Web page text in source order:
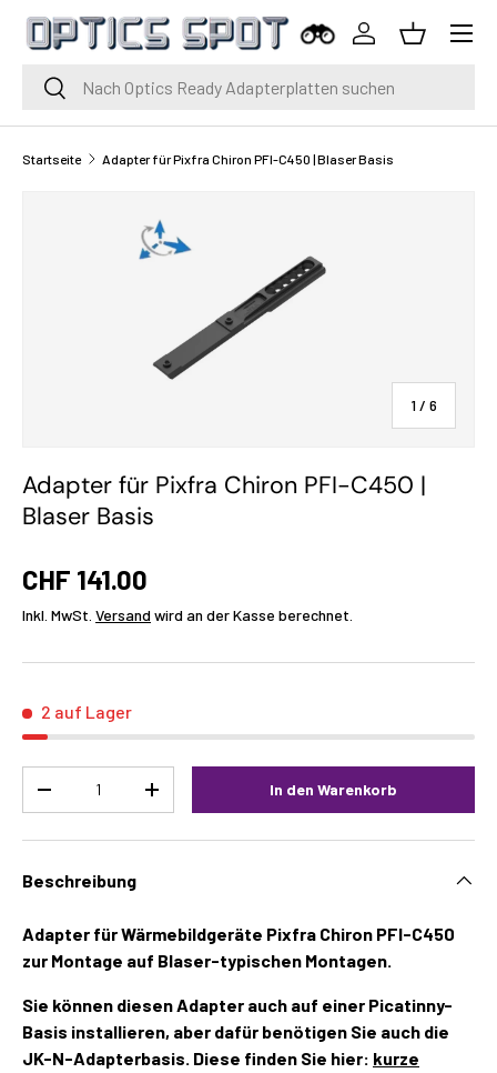
Zum Inhalt springen
SucheSuche
Einloggen
Korb
Menü
Startseite Adapter für Pixfra Chiron PFI-C450 | Blaser Basis
1/ von
6
Adapter für Pixfra Chiron PFI-C450 |
Blaser Basis
CHF 141.00
Inkl. MwSt. Versand wird an der Kasse berechnet.
2 auf Lager
-
+ In den Warenkorb
Beschreibung
Adapter für Wärmebildgeräte Pixfra Chiron PFI-C450
zur Montage auf Blaser-typischen Montagen.
Sie können diesen Adapter auch auf einer Picatinny-
Basis installieren, aber dafür benötigen Sie auch die
JK-N-Adapterbasis. Diese finden Sie hier: kurze